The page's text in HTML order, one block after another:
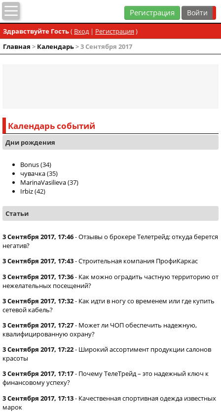
Регистрация
Здравствуйте Гость( Вход| Регистрация )
Главная > Календарь> 3 Сентября 2017
Календарь событий
Дни рождения
Bonus(34)
чувачка(35)
MarinaVasilieva(37)
Irbiz(42)
Статьи
3 Сентября 2017, 17:46-Отзывы о брокере Телетрейд: откуда берется
негатив?
3 Сентября 2017, 17:43-Строительная компания ПрофиКаркас
3 Сентября 2017, 17:36- Как можно оградить частную территорию от
нежелательных посещений?
3 Сентября 2017, 17:32- Как идти в ногу со временем или где купить
сетевой кабель?
3 Сентября 2017, 17:27- Может ли ЧОП обеспечить надежную,
квалифицированную охрану?
3 Сентября 2017, 17:22- Широкий ассортимент продукции салонов
красоты
3 Сентября 2017, 17:17- Почему ТелеТрейд – это надежный ключ к
финансовому успеху?
3 Сентября 2017, 17:13- Качественная спортивная одежда известных
марок